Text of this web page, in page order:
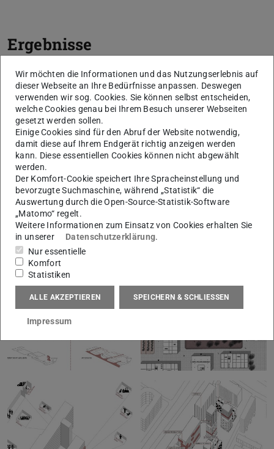
Ergebnisse
stadt PRODUKT: made in Berlin | Sevim Sila
Efil, Tim Kaiser, Adam Zielinski
Wir möchten die Informationen und das Nutzungserlebnis auf
dieser Webseite an Ihre Bedürfnisse anpassen. Deswegen
verwenden wir sog. Cookies. Sie können selbst entscheiden,
welche Cookies genau bei Ihrem Besuch unserer Webseiten
gesetzt werden sollen.
Einige Cookies sind für den Abruf der Website notwendig,
damit diese auf Ihrem Endgerät richtig anzeigen werden
kann. Diese essentiellen Cookies können nicht abgewählt
werden.
Der Komfort-Cookie speichert Ihre Spracheinstellung und
bevorzugte Suchmaschine, während „Statistik“ die
Auswertung durch die Open-Source-Statistik-Software
„Matomo“ regelt.
Weitere Informationen zum Einsatz von Cookies erhalten Sie
in unserer
Datenschutzerklärung.
Nur essentielle
Komfort
Statistiken
ALLE AKZEPTIEREN SPEICHERN & SCHLIESSEN
Impressum